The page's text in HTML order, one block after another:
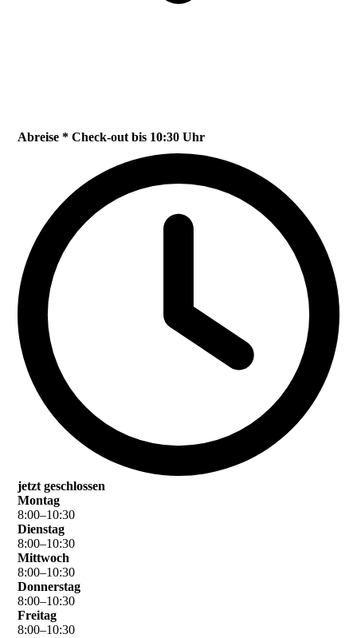
Abreise * Check-out bis 10:30 Uhr
jetzt geschlossen
Montag
8:00–10:30
Dienstag
8:00–10:30
Mittwoch
8:00–10:30
Donnerstag
8:00–10:30
Freitag
8:00–10:30